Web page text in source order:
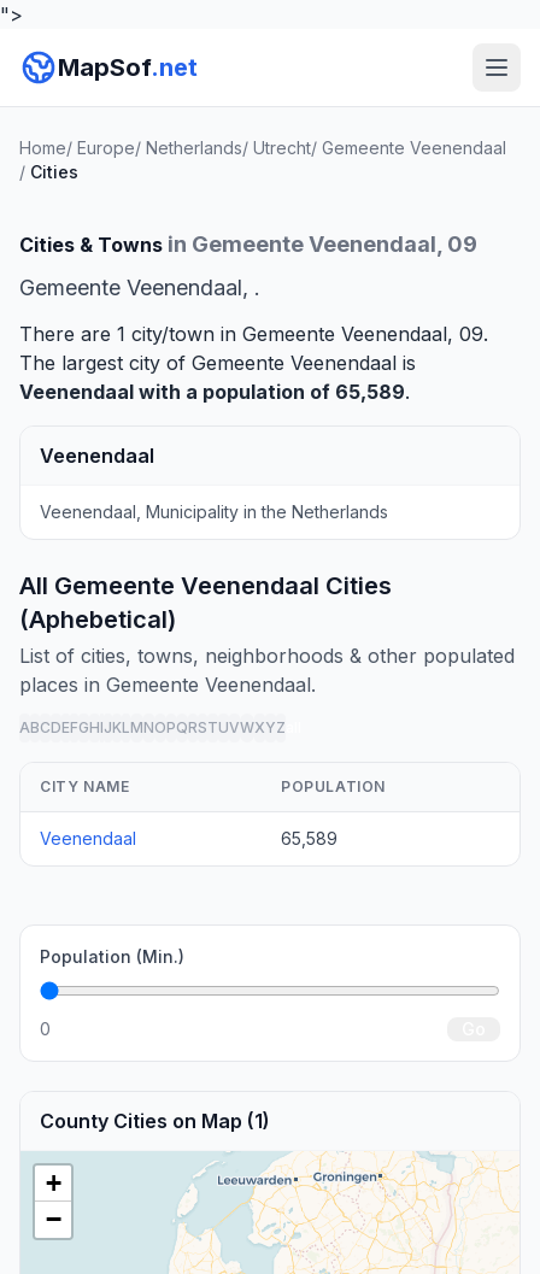
">
MapSof.net
Home/ Europe/ Netherlands/ Utrecht/ Gemeente Veenendaal
/ Cities
Cities & Towns in Gemeente Veenendaal, 09
Gemeente Veenendaal, .
There are 1 city/town in Gemeente Veenendaal, 09.
The largest city of Gemeente Veenendaal is
Veenendaal with a population of 65,589.
Veenendaal
Veenendaal, Municipality in the Netherlands
All Gemeente Veenendaal Cities
(Aphebetical)
List of cities, towns, neighborhoods & other populated
places in Gemeente Veenendaal.
ABCDEFGHIJKLMNOPQRSTUVWXYZ
CITY NAME POPULATION
Veenendaal 65,589
Population (Min.)
0
County Cities on Map (1)
+
−